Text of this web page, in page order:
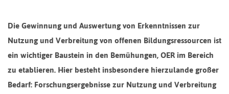
Die Gewinnung und Auswertung von Erkenntnissen zur
Nutzung und Verbreitung von offenen Bildungsressourcen ist
ein wichtiger Baustein in den Bemühungen, OER im Bereich
zu etablieren. Hier besteht insbesondere hierzulande großer
Bedarf: Forschungsergebnisse zur Nutzung und Verbreitung